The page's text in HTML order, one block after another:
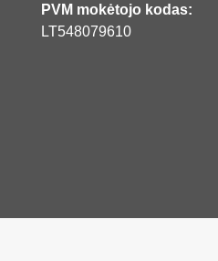
PVM mokėtojo kodas:
LT548079610